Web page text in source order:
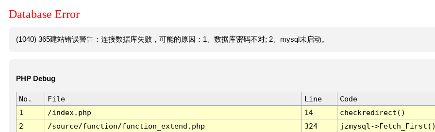
Database Error
(1040) 365建站错误警告：连接数据库失败，可能的原因：1、数据库密码不对; 2、mysql未启动。
PHP Debug
No. File Line
Code
1
/index.php 14
checkredirect()
2
/source/function/function_extend.php 324
jzmysql-